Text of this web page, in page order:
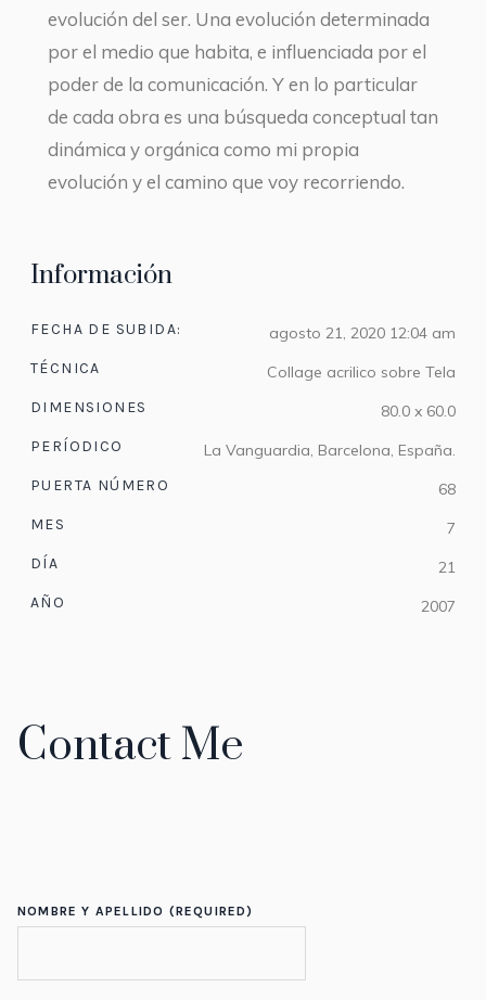
Información
FECHA DE SUBIDA: agosto 21, 2020 12:04 am
TÉCNICA Collage acrilico sobre Tela
DIMENSIONES 80.0 x 60.0
PERÍODICO La Vanguardia, Barcelona, España.
PUERTA NÚMERO 68
MES 7
DÍA 21
AÑO 2007
evolución del ser. Una evolución determinada
por el medio que habita, e influenciada por el
poder de la comunicación. Y en lo particular
de cada obra es una búsqueda conceptual tan
dinámica y orgánica como mi propia
evolución y el camino que voy recorriendo.
Contact Me
NOMBRE Y APELLIDO (REQUIRED)